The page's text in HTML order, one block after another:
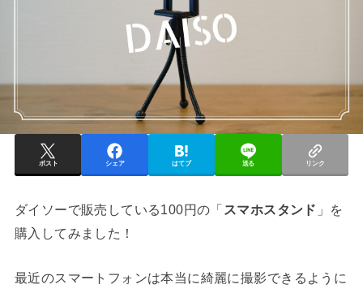
ポスト シェア はてブ 送る リンク
ダイソーで販売している100円の「 スマホスタンド 」を
購入してみました！
最近のスマートフォンは本当に綺麗に撮影できるように